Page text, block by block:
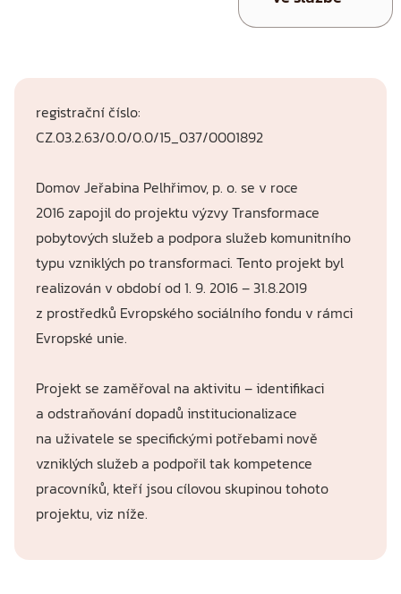
registrační číslo:
CZ.03.2.63/0.0/0.0/15_037/0001892
Domov Jeřabina Pelhřimov, p. o. se v roce
2016 zapojil do projektu výzvy Transformace
pobytových služeb a podpora služeb komunitního
typu vzniklých po transformaci. Tento projekt byl
realizován v období od 1. 9. 2016 – 31.8.2019
z prostředků Evropského sociálního fondu v rámci
Evropské unie.
Projekt se zaměřoval na aktivitu – identifikaci
a odstraňování dopadů institucionalizace
na uživatele se specifickými potřebami nově
vzniklých služeb a podpořil tak kompetence
pracovníků, kteří jsou cílovou skupinou tohoto
projektu, viz níže.